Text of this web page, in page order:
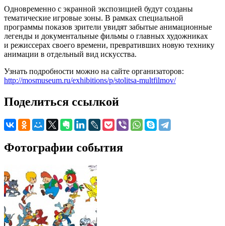
Одновременно с экранной экспозицией будут созданы
тематические игровые зоны. В рамках специальной
программы показов зрители увидят забытые анимационные
легенды и документальные фильмы о главных художниках
и режиссерах своего времени, превративших новую технику
анимации в отдельный вид искусства.
Узнать подробности можно на сайте организаторов:
http://mosmuseum.ru/exhibitions/p/stolitsa-multfilmov/
Поделиться ссылкой
Фотографии события